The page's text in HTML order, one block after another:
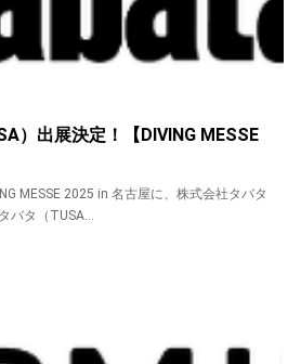
）出展決定！【DIVING MESSE
MESSE 2025 in 名古屋に、株式会社タバタ
バタ（TUSA...